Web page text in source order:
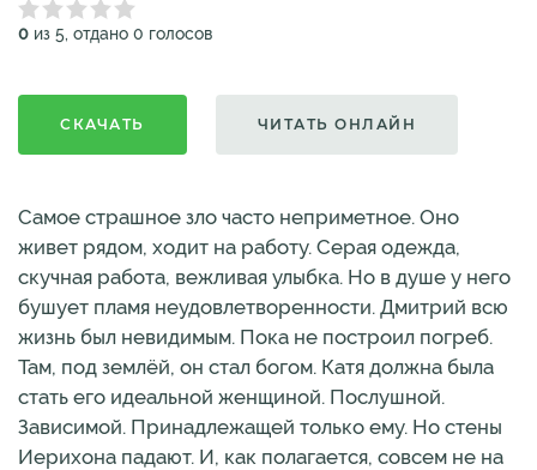
0 из 5, отдано 0 голосов
СКАЧАТЬ ЧИТАТЬ ОНЛАЙН
Самое страшное зло часто неприметное. Оно
живет рядом, ходит на работу. Серая одежда,
скучная работа, вежливая улыбка. Но в душе у него
бушует пламя неудовлетворенности. Дмитрий всю
жизнь был невидимым. Пока не построил погреб.
Там, под землёй, он стал богом. Катя должна была
стать его идеальной женщиной. Послушной.
Зависимой. Принадлежащей только ему. Но стены
Иерихона падают. И, как полагается, совсем не на